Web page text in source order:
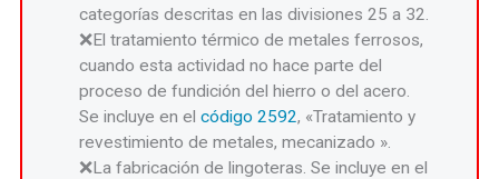
categorías descritas en las divisiones 25 a 32.
El tratamiento térmico de metales ferrosos,
cuando esta actividad no hace parte del
proceso de fundición del hierro o del acero.
Se incluye en elcódigo 2592, «Tratamiento y
revestimiento de metales, mecanizado ».
La fabricación de lingoteras. Se incluye en el